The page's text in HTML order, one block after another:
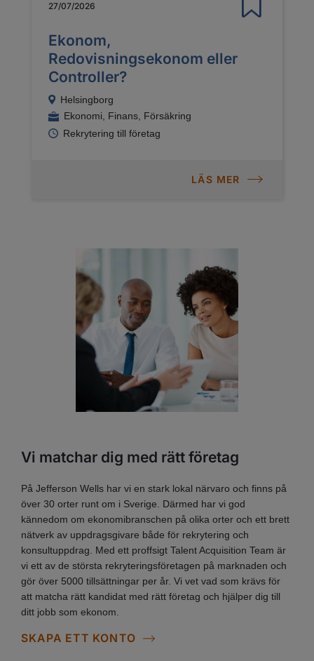
27/07/2026
Ekonom,
Redovisningsekonom eller
Controller?
Helsingborg
Ekonomi, Finans, Försäkring
Rekrytering till företag
LÄS MER
Vi matchar dig med rätt företag
På Jefferson Wells har vi en stark lokal närvaro och finns på
över 30 orter runt om i Sverige. Därmed har vi god
kännedom om ekonomibranschen på olika orter och ett brett
nätverk av uppdragsgivare både för rekrytering och
konsultuppdrag. Med ett proffsigt Talent Acquisition Team är
vi ett av de största rekryteringsföretagen på marknaden och
gör över 5000 tillsättningar per år. Vi vet vad som krävs för
att matcha rätt kandidat med rätt företag och hjälper dig till
ditt jobb som ekonom.
SKAPA ETT KONTO